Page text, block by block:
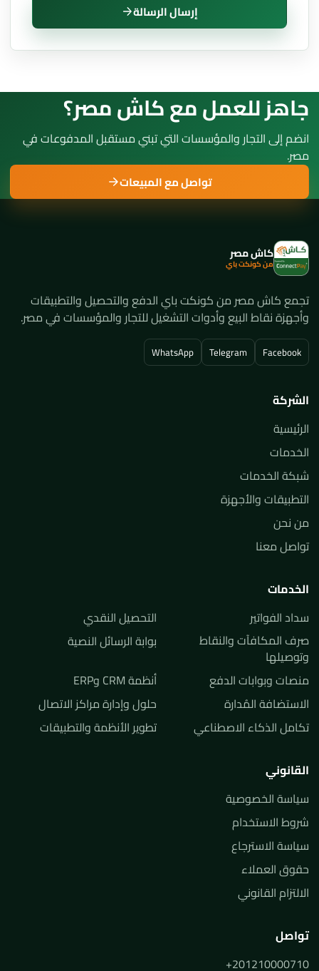
إرسال الرسالة
جاهز للعمل مع كاش مصر؟
انضم إلى التجار والمؤسسات التي تبني مستقبل المدفوعات في
مصر.
تواصل مع المبيعات
كاش مصر
من كونكت باي
تجمع كاش مصر من كونكت باي الدفع والتحصيل والتطبيقات
وأجهزة نقاط البيع وأدوات التشغيل للتجار والمؤسسات في مصر.
Facebook
Telegram
WhatsApp
الشركة
الرئيسية
الخدمات
شبكة الخدمات
التطبيقات والأجهزة
من نحن
تواصل معنا
الخدمات
سداد الفواتير
التحصيل النقدي
صرف المكافآت والنقاط
وتوصيلها
بوابة الرسائل النصية
منصات وبوابات الدفع
أنظمة CRM وERP
الاستضافة المُدارة
حلول وإدارة مراكز الاتصال
تكامل الذكاء الاصطناعي
تطوير الأنظمة والتطبيقات
القانوني
سياسة الخصوصية
شروط الاستخدام
سياسة الاسترجاع
حقوق العملاء
الالتزام القانوني
تواصل
+201210000710